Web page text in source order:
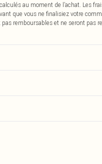
au moment de l’achat. Les
que vous ne finalisiez votre
remboursables et ne seront pas
les masques tendance, les